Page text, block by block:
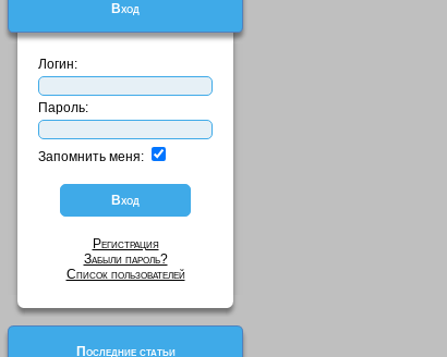
Вход
Логин:
Пароль:
Запомнить меня:
Регистрация
Забыли пароль?
Список пользователей
Последние статьи